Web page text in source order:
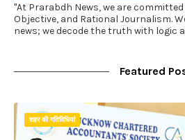
"At Prarabdh News, we are
Objective, and Rational Journalism.
news; we decode the truth with logic
Featured
शहर की गतिविधियां